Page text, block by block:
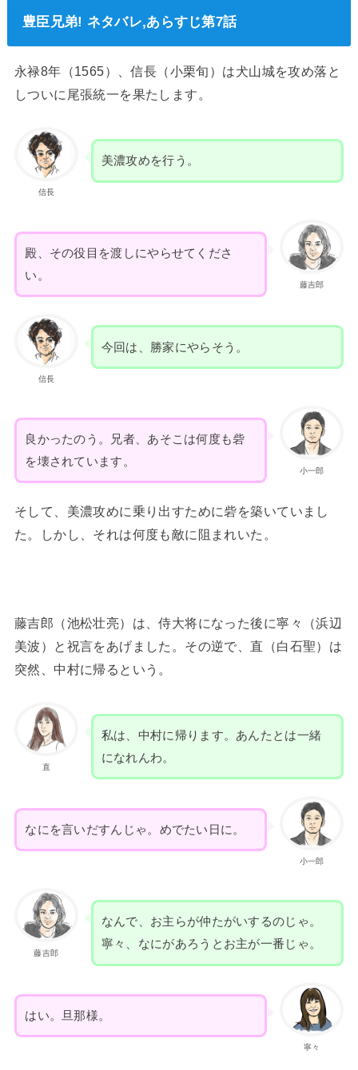
豊臣兄弟! ネタバレ,あらすじ第7話
永禄8年（1565）、信長（小栗旬）は犬山城を攻め落と
しついに尾張統一を果たします。
信長
美濃攻めを行う。
藤吉郎
殿、その役目を渡しにやらせてくださ
い。
信長
今回は、勝家にやらそう。
小一郎
良かったのう。兄者、あそこは何度も砦
を壊されています。
そして、美濃攻めに乗り出すために砦を築いていまし
た。しかし、それは何度も敵に阻まれいた。
藤吉郎（池松壮亮）は、侍大将になった後に寧々（浜辺
美波）と祝言をあげました。その逆で、直（白石聖）は
突然、中村に帰るという。
直
私は、中村に帰ります。あんたとは一緒
になれんわ。
小一郎
なにを言いだすんじゃ。めでたい日に。
藤吉郎
なんで、お主らが仲たがいするのじゃ。
寧々、なにがあろうとお主が一番じゃ。
寧々
はい。旦那様。